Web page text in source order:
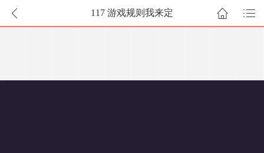
117 游戏规则我来定